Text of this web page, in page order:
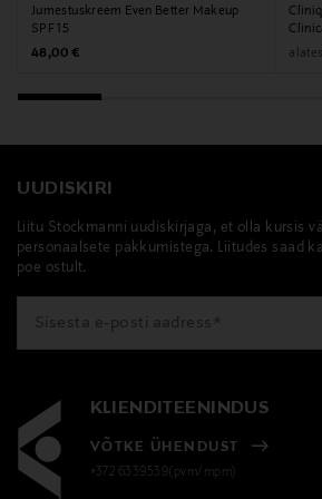
Tootjamaa
AMEERIKA ÜHENDRIIGID
Hämeentie 15, 00500, Helsinki,
Digitaalne aadress
csfinland@fi.estee.com
Clinique, jumestuskreem, niisutav
Jumestuskreem Even Better Makeup
SPF 15
Original Price
48,00 €
alates
UUDISKIRI
Liitu Stockmanni uudiskirjaga, et olla kursis
personaalsete pakkumistega. Liitudes saad
poe ostult.
KLIENDITEENINDUS
VÕTKE ÜHENDUST
+372 6339539(pvm/mpm)